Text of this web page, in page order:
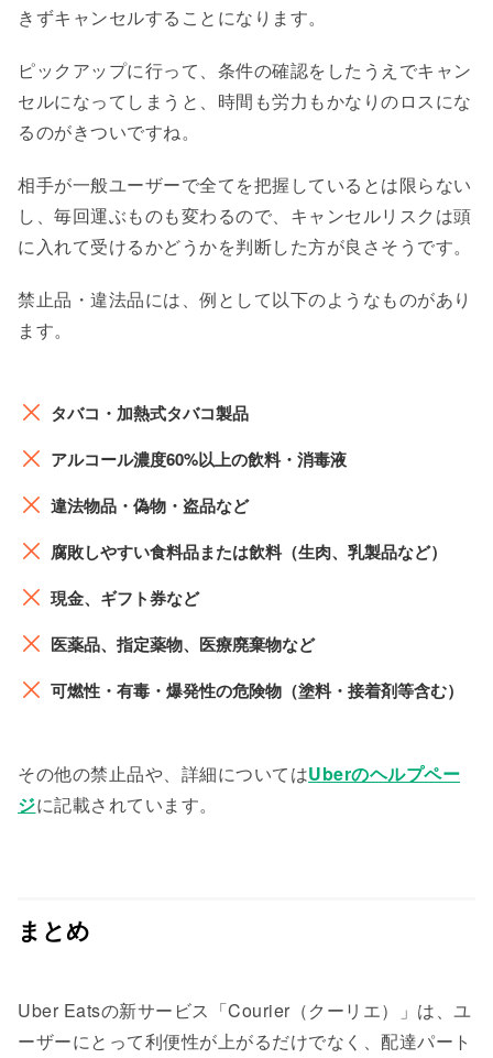
きずキャンセルすることになります。
ピックアップに行って、条件の確認をしたうえでキャン
セルになってしまうと、時間も労力もかなりのロスにな
るのがきついですね。
相手が一般ユーザーで全てを把握しているとは限らない
し、毎回運ぶものも変わるので、キャンセルリスクは頭
に入れて受けるかどうかを判断した方が良さそうです。
禁止品・違法品には、例として以下のようなものがあり
ます。
タバコ・加熱式タバコ製品
アルコール濃度60%以上の飲料・消毒液
違法物品・偽物・盗品など
腐敗しやすい食料品または飲料（生肉、乳製品など）
現金、ギフト券など
医薬品、指定薬物、医療廃棄物など
可燃性・有毒・爆発性の危険物（塗料・接着剤等含む）
その他の禁止品や、詳細についてはUberのヘルプペー
ジに記載されています。
まとめ
Uber Eatsの新サービス「Courier（クーリエ）」は、ユ
ーザーにとって利便性が上がるだけでなく、配達パート